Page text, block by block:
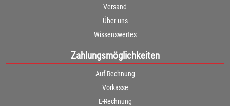
Versand
Über uns
Wissenswertes
Zahlungsmöglichkeiten
Auf Rechnung
Vorkasse
E-Rechnung